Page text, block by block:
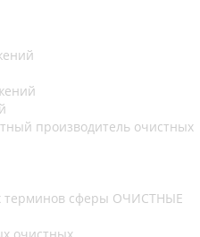
производитель очистных
терминов сферы ОЧИСТНЫЕ